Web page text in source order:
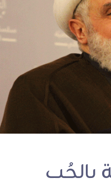
محاضرات